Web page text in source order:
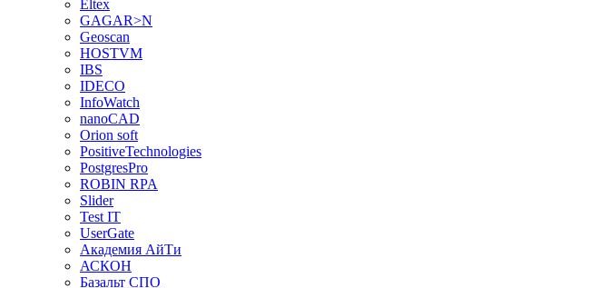
Eltex
GAGAR>N
Geoscan
HOSTVM
IBS
IDECO
InfoWatch
nanoCAD
Orion soft
PositiveTechnologies
PostgresPro
ROBIN RPA
Slider
Test IT
UserGate
Академия АйТи
АСКОН
Базальт СПО